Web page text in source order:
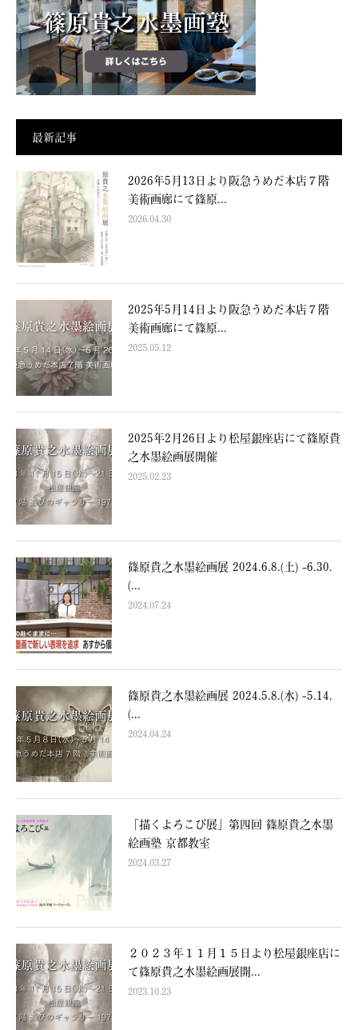
最新記事
2026年5月13日より阪急うめだ本店７階
美術画廊にて篠原...
2026.04.30
2025年5月14日より阪急うめだ本店７階
美術画廊にて篠原...
2025.05.12
2025年2月26日より松屋銀座店にて篠原貴
之水墨絵画展開催
2025.02.23
篠原貴之水墨絵画展 2024.6.8.(土) -6.30.
(...
2024.07.24
篠原貴之水墨絵画展 2024.5.8.(水) -5.14.
(...
2024.04.24
「描くよろこび展」第四回 篠原貴之水墨
絵画塾 京都教室
2024.03.27
２０２３年１１月１５日より松屋銀座店に
て篠原貴之水墨絵画展開...
2023.10.23